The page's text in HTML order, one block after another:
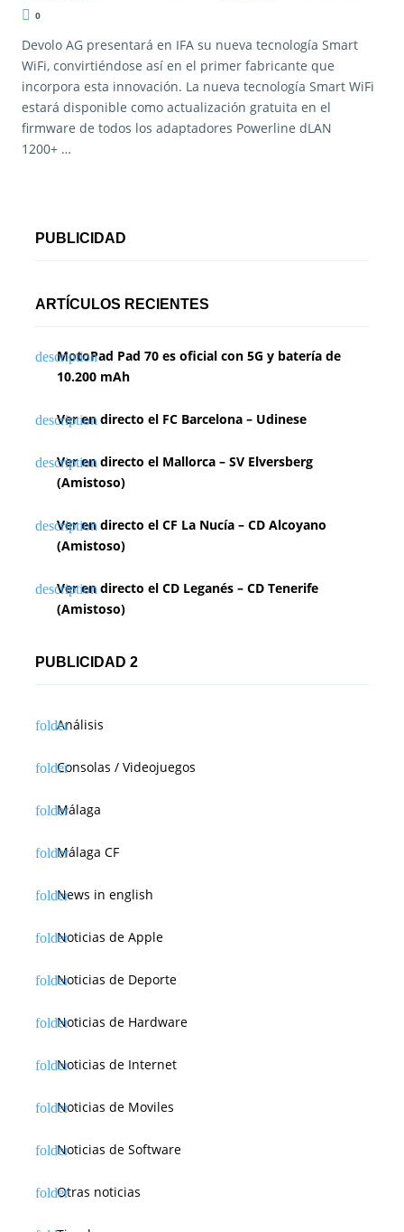
0
Devolo AG presentará en IFA su nueva tecnología Smart
WiFi, convirtiéndose así en el primer fabricante que
incorpora esta innovación. La nueva tecnología Smart WiFi
estará disponible como actualización gratuita en el
firmware de todos los adaptadores Powerline dLAN
1200+ …
PUBLICIDAD
ARTÍCULOS RECIENTES
MotoPad Pad 70 es oficial con 5G y batería de
10.200 mAh
Ver en directo el FC Barcelona – Udinese
Ver en directo el Mallorca – SV Elversberg
(Amistoso)
Ver en directo el CF La Nucía – CD Alcoyano
(Amistoso)
Ver en directo el CD Leganés – CD Tenerife
(Amistoso)
PUBLICIDAD 2
Análisis
Consolas / Videojuegos
Málaga
Málaga CF
News in english
Noticias de Apple
Noticias de Deporte
Noticias de Hardware
Noticias de Internet
Noticias de Moviles
Noticias de Software
Otras noticias